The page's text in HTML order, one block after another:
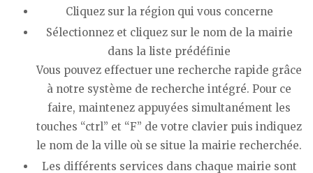
Cliquez sur la région qui vous concerne
Sélectionnez et cliquez sur le nom de la mairie
dans la liste prédéfinie
Vous pouvez effectuer une recherche rapide grâce
à notre système de recherche intégré. Pour ce
faire, maintenez appuyées simultanément les
touches “ctrl” et “F” de votre clavier puis indiquez
le nom de la ville où se situe la mairie recherchée.
Les différents services dans chaque mairie sont